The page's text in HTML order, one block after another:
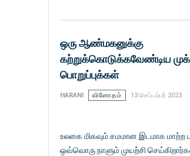
ஒரு ஆண்மகனுக்கு
கற்றுக்கொடுக்கவேண்டிய
பொறுப்புக்கள்
HARANI வினோதம் 13 செப்டம்பர் 2023
உலகை மிகவும் சமமான இடமாக மாற்ற
ஒவ்வொரு நாளும் முயற்சி